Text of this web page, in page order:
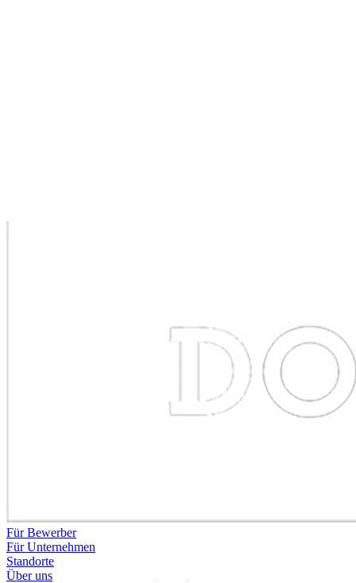
Für Bewerber
Für Unternehmen
Standorte
Über uns